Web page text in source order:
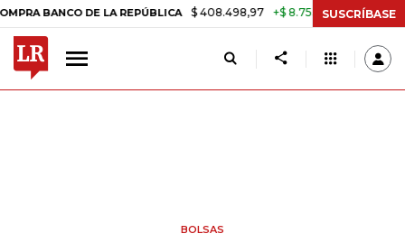
DE LA REPÚBLICA $ 408.498,97 +$ 8.753,81 +2,19% TASA DE
SUSCRÍBASE
BOLSAS